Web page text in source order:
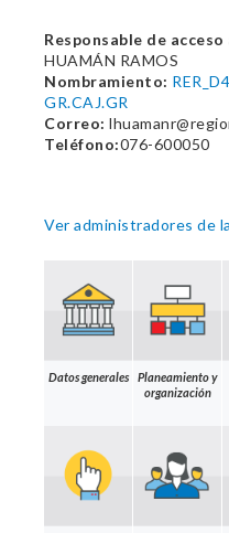
Responsable de
HUAMÁN RAMOS
Nombramiento:
GR.CAJ.GR
Correo:
Teléfono:076-600050
Ver administradores de
Datos generales
Planeamiento y
organización